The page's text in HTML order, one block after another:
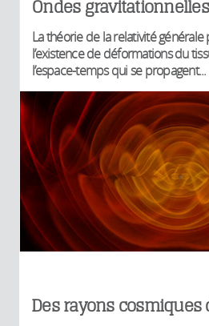
Ondes
La théorie de la relativité
l’existence de déformations du
l’espace-temps qui se propagent...
Des rayons cosmiques